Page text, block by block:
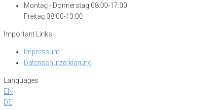
Montag - Donnerstag 08:00-17:00
Freitag 08:00-13:00
Important Links
Impressum
Datenschutzerklärung
Languages
EN
DE